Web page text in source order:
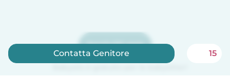
Iscriviti ora
Contatta Genitore 15